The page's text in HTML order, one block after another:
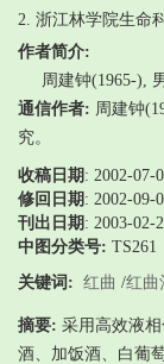
2. 浙江林学院生命
作者简介:
周建钟(1965-),
通信作者: 周建钟
究。
收稿日期 : 2002-07-
修回日期 : 2002-09-
刊出日期 : 2003-02-
中图分类号: TS261
关键词: 红曲 /红曲
摘要: 采用高效液
酒、加饭酒、白葡